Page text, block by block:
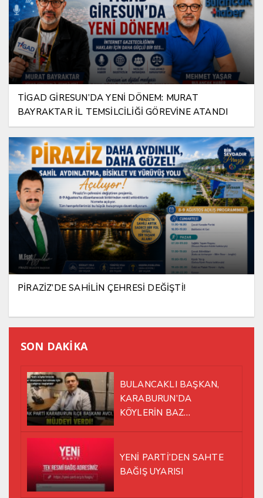
TİGAD GİRESUN’DA YENİ DÖNEM: MURAT
BAYRAKTAR İL TEMSİLCİLİĞİ GÖREVİNE ATANDI
PİRAZİZ’DE SAHİLİN ÇEHRESİ DEĞİŞTİ!
SON DAKİKA
BULANCAKLI BAŞKAN,
KARABURUN’DA
KÖYLERİN BAZ
YENİ PARTİ’DEN SAHTE
BAĞIŞ UYARISI